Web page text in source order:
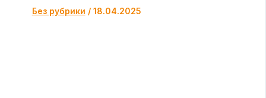
Без рубрики / 18.04.2025